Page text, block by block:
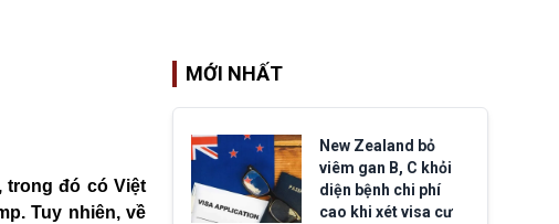
trong đó có Việt
Tuy nhiên, về
MỚI NHẤT
New Zealand bỏ
viêm gan B, C khỏi
diện bệnh chi phí
cao khi xét visa cư